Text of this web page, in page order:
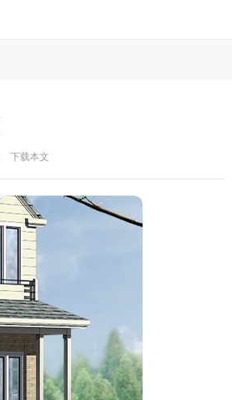
下载本文